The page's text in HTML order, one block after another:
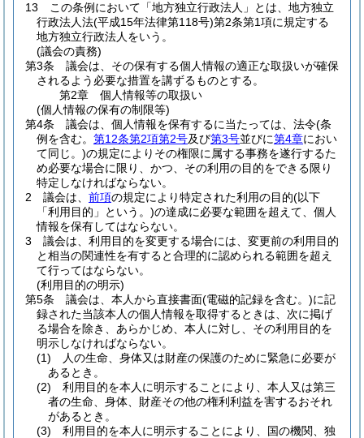
13
この条例において「地方独立行政法人」とは、地方独立
行政法人法(平成15年法律第118号)第2条第1項に規定する
地方独立行政法人をいう。
(議会の責務)
第3条
議会は、その保有する個人情報の適正な取扱いが確保
されるよう必要な措置を講ずるものとする。
第2章
個人情報等の取扱い
(個人情報の保有の制限等)
第4条
議会は、個人情報を保有するに当たっては、法令(条
例を含む。 第12条第2項第2号及び第3号並びに第4章におい
て同じ。)の規定によりその権限に属する事務を遂行するた
め必要な場合に限り、かつ、その利用の目的をできる限り
特定しなければならない。
2
議会は、 前項の規定により特定された利用の目的(以下
「利用目的」という。)の達成に必要な範囲を超えて、個人
情報を保有してはならない。
3
議会は、利用目的を変更する場合には、変更前の利用目的
と相当の関連性を有すると合理的に認められる範囲を超え
て行ってはならない。
(利用目的の明示)
第5条
議会は、本人から直接書面(電磁的記録を含む。)に記
録された当該本人の個人情報を取得するときは、次に掲げ
る場合を除き、あらかじめ、本人に対し、その利用目的を
明示しなければならない。
(1)
人の生命、身体又は財産の保護のために緊急に必要が
あるとき。
(2)
利用目的を本人に明示することにより、本人又は第三
者の生命、身体、財産その他の権利利益を害するおそれ
があるとき。
(3)
利用目的を本人に明示することにより、国の機関、独